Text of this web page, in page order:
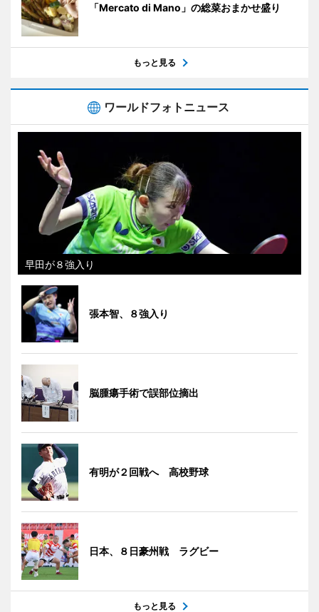
「Mercato di Mano」の総菜おまかせ盛り
もっと見る
ワールドフォトニュース
早田が８強入り
張本智、８強入り
脳腫瘍手術で誤部位摘出
有明が２回戦へ 高校野球
日本、８日豪州戦 ラグビー
もっと見る